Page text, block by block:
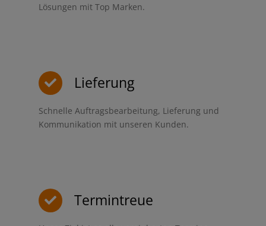
Lösungen mit Top Marken.
Lieferung
Schnelle Auftragsbearbeitung, Lieferung und
Kommunikation mit unseren Kunden.
Termintreue